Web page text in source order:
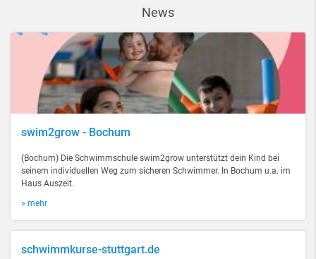
News
swim2grow - Bochum
(Bochum) Die Schwimmschule swim2grow unterstützt dein Kind bei
seinem individuellen Weg zum sicheren Schwimmer. In Bochum u.a. im
Haus Auszeit.
» mehr
schwimmkurse-stuttgart.de